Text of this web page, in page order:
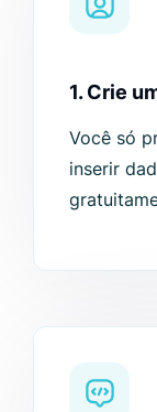
1. Crie
Você só
inserir